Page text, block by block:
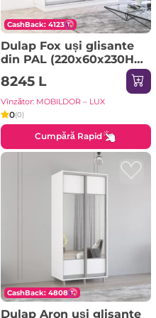
CashBack: 4123
Dulap Fox uși glisante
din PAL (220x60x230H
cm) Sonoma
8245 L
Vînzător: MOBILDOR – LUX
0(0)
Cumpără Rapid
CashBack: 4808
Dulap Aron uși glisante